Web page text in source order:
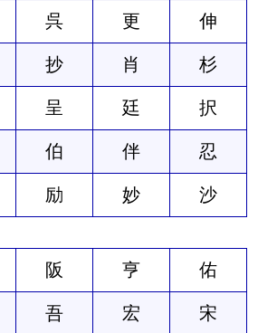
呉 更 伸
抄 肖 杉
呈 廷 択
伯 伴 忍
励 妙 沙
阪 亨 佑
吾 宏 宋